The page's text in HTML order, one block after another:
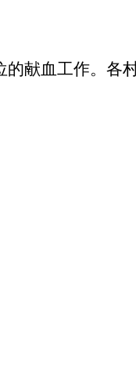
献血工作。各